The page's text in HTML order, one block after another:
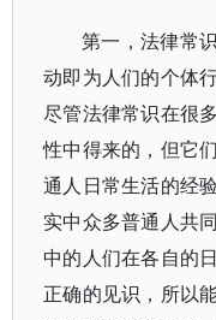
第一，法律常
动即为人们的个体
尽管法律常识在很
性中得来的，但它
通人日常生活的经
实中众多普通人共
中的人们在各自的
正确的见识，所以